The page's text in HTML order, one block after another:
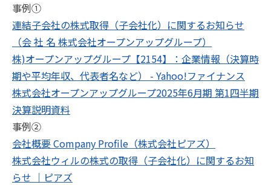
事例①
連結子会社の株式取得（子会社化）に関するお知らせ
（会 社 名 株式会社オープンアップグループ）
株)オープンアップグループ【2154】：企業情報（決算時
期や平均年収、代表者名など） - Yahoo!ファイナンス
株式会社オープンアップグループ2025年6月期 第1四半期
決算説明資料
事例②
会社概要 Company Profile（株式会社ピアズ）
株式会社ウィルの株式の取得（子会社化）に関するお知
らせ ｜ピアズ